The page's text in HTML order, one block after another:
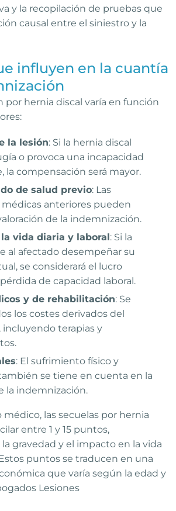
y la recopilación de pruebas que
causal entre el siniestro y la
influyen en la cuantía
por hernia discal varía en función
la lesión: Si la hernia discal
o provoca una incapacidad
la compensación será mayor.
de salud previo: Las
anteriores pueden
de la indemnización.
vida diaria y laboral: Si la
al afectado desempeñar su
se considerará el lucro
de capacidad laboral.
y de rehabilitación: Se
los costes derivados del
terapias y
: El sufrimiento físico y
se tiene en cuenta en la
la indemnización.
las secuelas por hernia
entre 1 y 15 puntos,
gravedad y el impacto en la vida
puntos se traducen en una
que varía según la edad y
Lesiones